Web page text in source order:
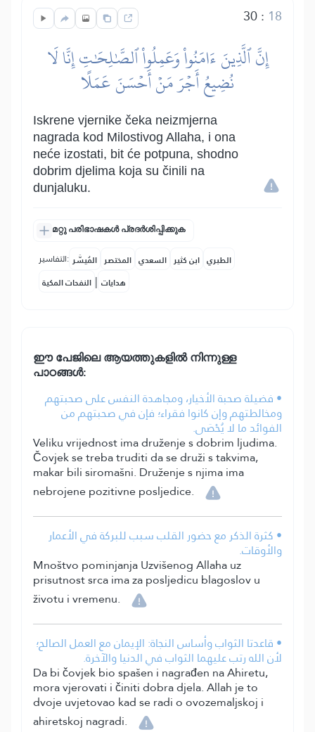
30: 18
إِنَّ ٱلَّذِينَ ءَامَنُواْ وَعَمِلُواْ ٱلصَّٰلِحَٰتِ إِنَّا لَا
نُضِيعُ أَجۡرَ مَنۡ أَحۡسَنَ عَمَلًا
Iskrene vjernike čeka neizmjerna
nagrada kod Milostivog Allaha, i ona
neće izostati, bit će potpuna, shodno
dobrim djelima koja su činili na
dunjaluku.
മറ്റു പരിഭാഷകൾ പ്രദർശിപ്പിക്കുക
التفاسير: المُيسَّر المختصر السعدي ابن كثير الطبري
النفحات المكية | هدايات
ഈ പേജിലെ ആയത്തുകളിൽ നിന്നുള്ള
പാഠങ്ങൾ:
• فضيلة صحبة الأخيار، ومجاهدة النفس على صحبتهم
ومخالطتهم وإن كانوا فقراء؛ فإن في صحبتهم من
الفوائد ما لا يُحْصَى.
Veliku vrijednost ima druženje s dobrim ljudima.
Čovjek se treba truditi da se druži s takvima,
makar bili siromašni. Druženje s njima ima
nebrojene pozitivne posljedice.
• كثرة الذكر مع حضور القلب سبب للبركة في الأعمار
والأوقات.
Mnoštvo pominjanja Uzvišenog Allaha uz
prisutnost srca ima za posljedicu blagoslov u
životu i vremenu.
• قاعدتا الثواب وأساس النجاة: الإيمان مع العمل الصالح؛
لأن الله رتب عليهما الثواب في الدنيا والآخرة.
Da bi čovjek bio spašen i nagrađen na Ahiretu,
mora vjerovati i činiti dobra djela. Allah je to
dvoje uvjetovao kad se radi o ovozemaljskoj i
ahiretskoj nagradi.